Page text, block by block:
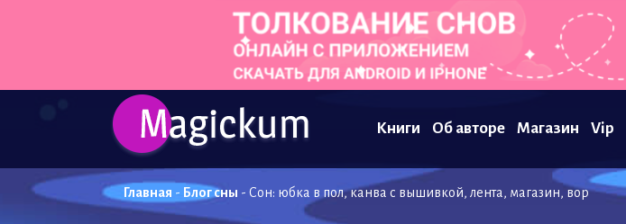
Книги Об авторе Магазин Vip
Главная - Блог сны - Сон: юбка в пол, канва с вышивкой, лента, магазин, вор